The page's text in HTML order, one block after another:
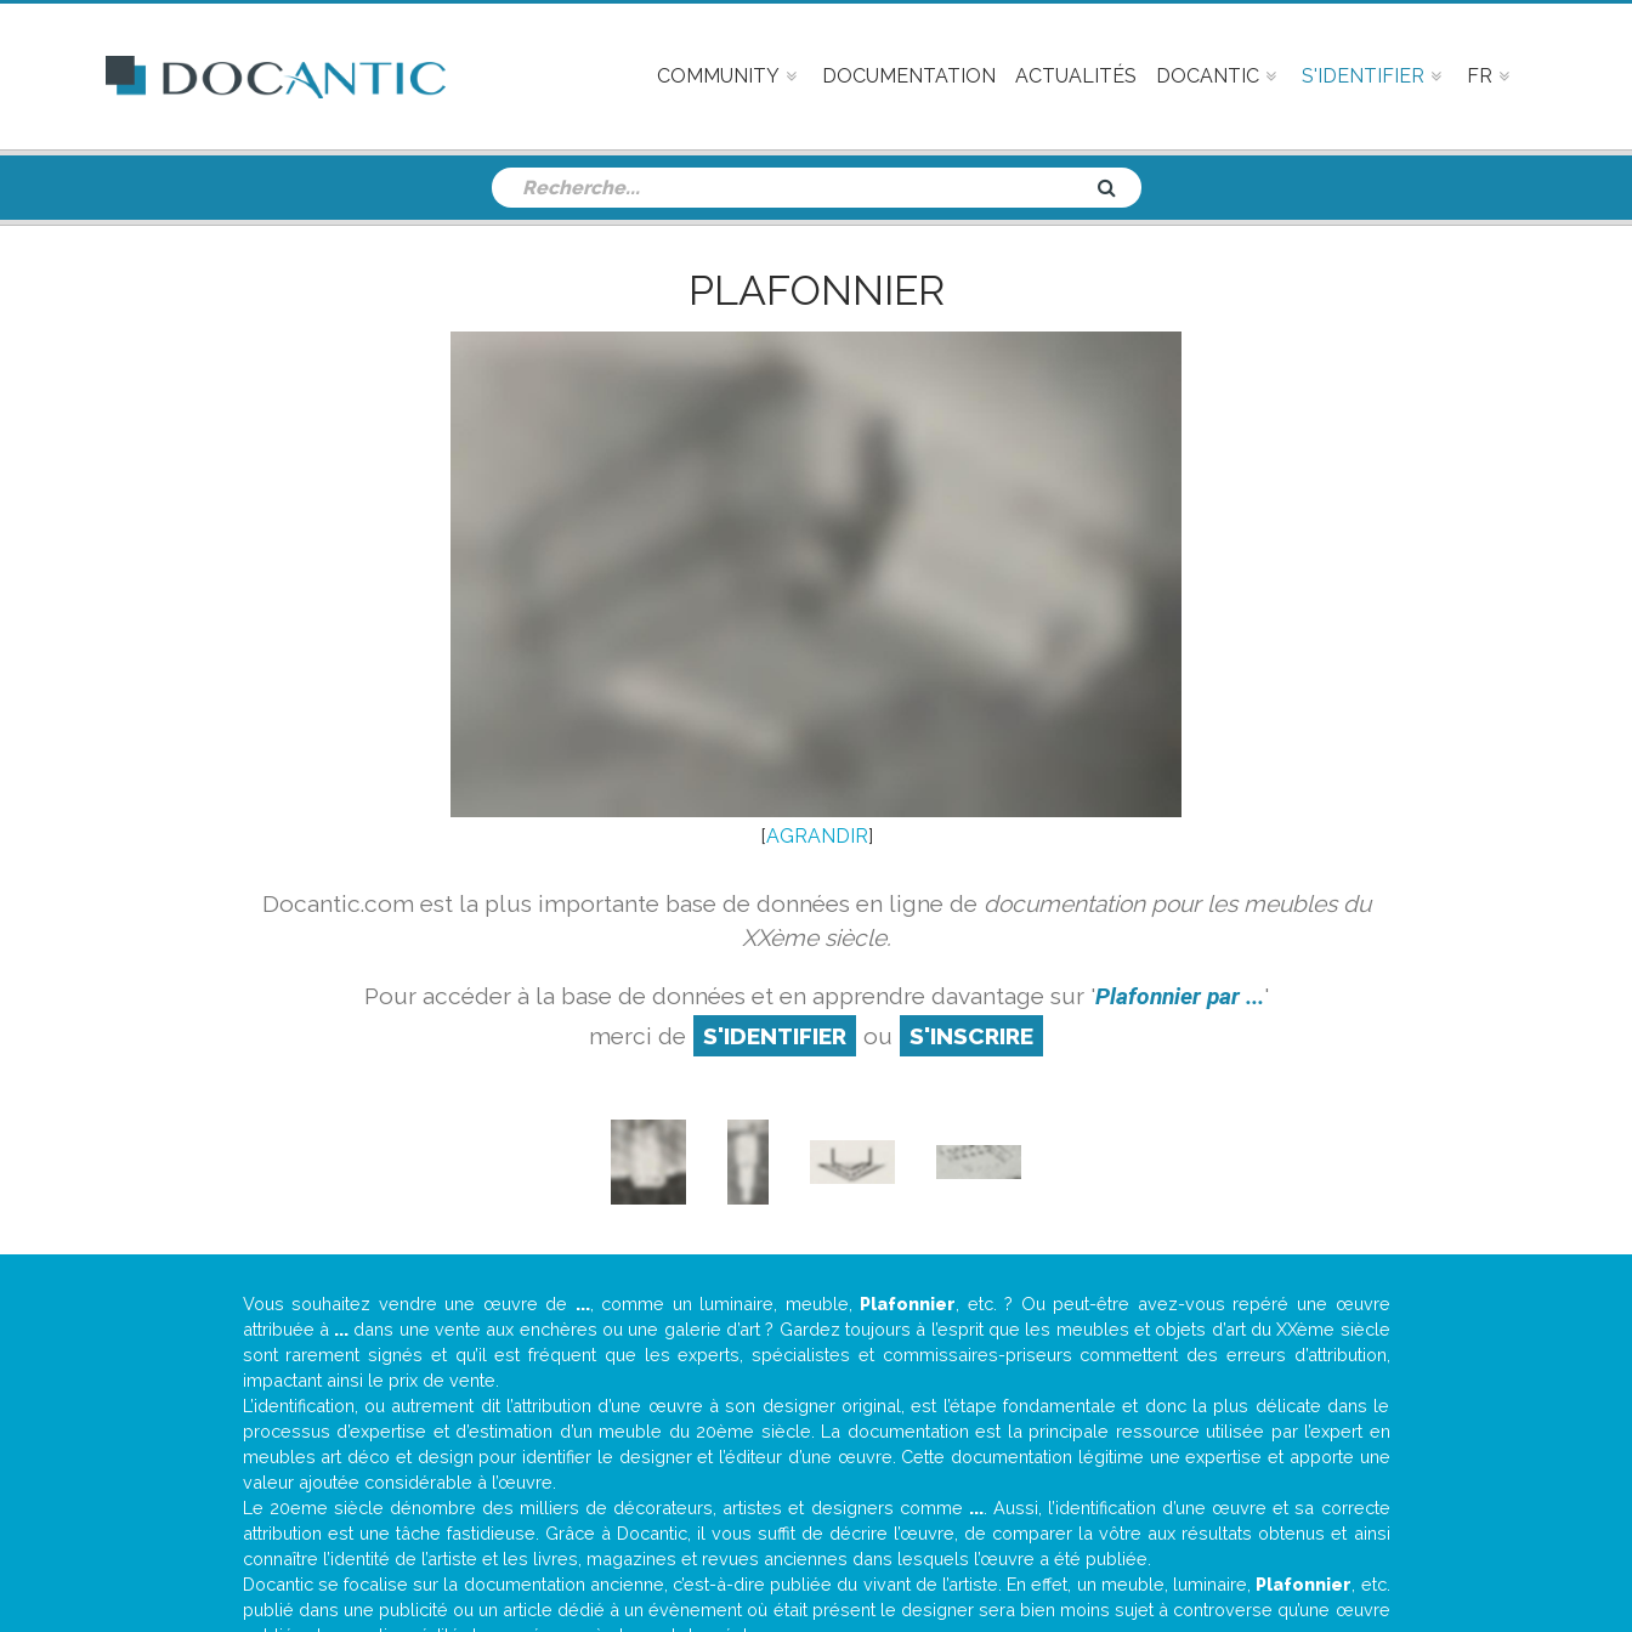
COMMUNITY DOCUMENTATION ACTUALITÉS DOCANTIC S'IDENTIFIER FR
PLAFONNIER
[AGRANDIR]
Docantic.com est la plus importante base de données en ligne de documentation pour les meubles du
XXème siècle.
Pour accéder à la base de données et en apprendre davantage sur 'Plafonnier par ...'
merci de
S'IDENTIFIER ou S'INSCRIRE
Vous souhaitez vendre une œuvre de ..., comme un luminaire, meuble, Plafonnier , etc. ? Ou peut-être avez-vous repéré une œuvre
attribuée à ... dans une vente aux enchères ou une galerie d’art ? Gardez toujours à l’esprit que les meubles et objets d’art du XXème siècle
sont rarement signés et qu’il est fréquent que les experts, spécialistes et commissaires-priseurs commettent des erreurs d’attribution,
impactant ainsi le prix de vente.
L’identification, ou autrement dit l’attribution d’une œuvre à son designer original, est l’étape fondamentale et donc la plus délicate dans le
processus d’expertise et d’estimation d’un meuble du 20ème siècle. La documentation est la principale ressource utilisée par l’expert en
meubles art déco et design pour identifier le designer et l’éditeur d’une œuvre. Cette documentation légitime une expertise et apporte une
valeur ajoutée considérable à l’œuvre.
Le 20eme siècle dénombre des milliers de décorateurs, artistes et designers comme .... Aussi, l’identification d’une œuvre et sa correcte
attribution est une tâche fastidieuse. Grâce à Docantic, il vous suffit de décrire l’œuvre, de comparer la vôtre aux résultats obtenus et ainsi
connaître l’identité de l’artiste et les livres, magazines et revues anciennes dans lesquels l’œuvre a été publiée.
Docantic se focalise sur la documentation ancienne, c’est-à-dire publiée du vivant de l’artiste. En effet, un meuble, luminaire, Plafonnier , etc.
publié dans une publicité ou un article dédié à un évènement où était présent le designer sera bien moins sujet à controverse qu’une œuvre